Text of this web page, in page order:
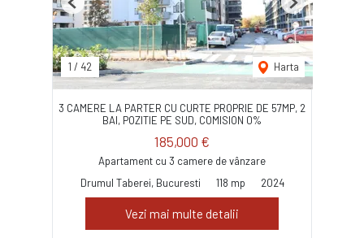
1 / 42 Harta
Previous Next
3 CAMERE LA PARTER CU CURTE PROPRIE DE 57MP, 2
BAI, POZITIE PE SUD, COMISION 0%
185,000 €
Apartament cu 3 camere de vânzare
Drumul Taberei, Bucuresti
118 mp 2024
Vezi mai multe detalii